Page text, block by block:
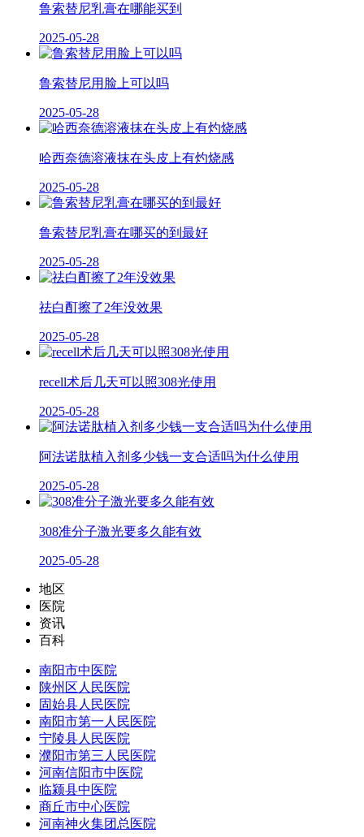
鲁索替尼乳膏在哪能买到
2025-05-28
鲁索替尼用脸上可以吗
2025-05-28
哈西奈德溶液抹在头皮上有灼烧感
2025-05-28
鲁索替尼乳膏在哪买的到最好
2025-05-28
祛白酊擦了2年没效果
2025-05-28
recell术后几天可以照308光使用
2025-05-28
阿法诺肽植入剂多少钱一支合适吗为什么使用
2025-05-28
308准分子激光要多久能有效
2025-05-28
地区
医院
资讯
百科
南阳市中医院
陕州区人民医院
固始县人民医院
南阳市第一人民医院
宁陵县人民医院
濮阳市第三人民医院
河南信阳市中医院
临颍县中医院
商丘市中心医院
河南神火集团总医院